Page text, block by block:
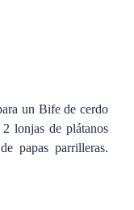
un Bife de cerdo
lonjas de plátanos
papas parrilleras.